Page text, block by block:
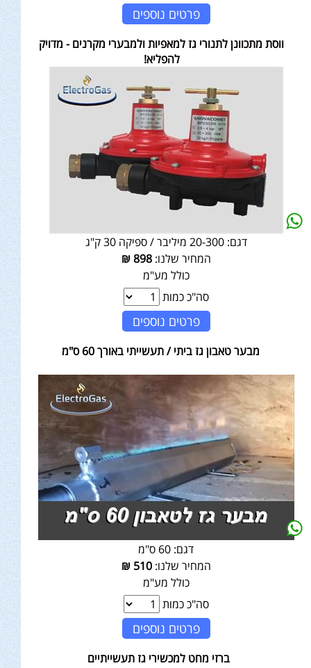
פרטים נוספים
ווסת מתכוונן לתנורי גז למאפיות ולמבערי מקרנים - מדויק
להפליא!
דגם: 20-300 מיליבר / ספיקה 30 ק"ג
המחיר שלנו:898
₪
כולל מע"מ
סה"כ כמות
פרטים נוספים
מבער טאבון גז ביתי / תעשייתי באורך 60 ס"מ
דגם: 60 ס"מ
המחיר שלנו:510
₪
כולל מע"מ
סה"כ כמות
פרטים נוספים
ברזי מחט למכשירי גז תעשייתיים